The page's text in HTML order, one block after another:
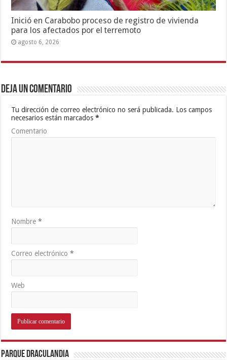
Inició en Carabobo proceso de registro de vivienda
para los afectados por el terremoto
agosto 6, 2026
Deja un comentario
Tu dirección de correo electrónico no será publicada. Los campos
necesarios están marcados*
Comentario
Nombre*
Correo electrónico*
Web
Parque Draculandia